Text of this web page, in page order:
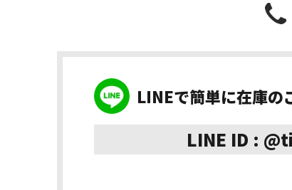
LINEで簡単に在庫の
LINE ID :